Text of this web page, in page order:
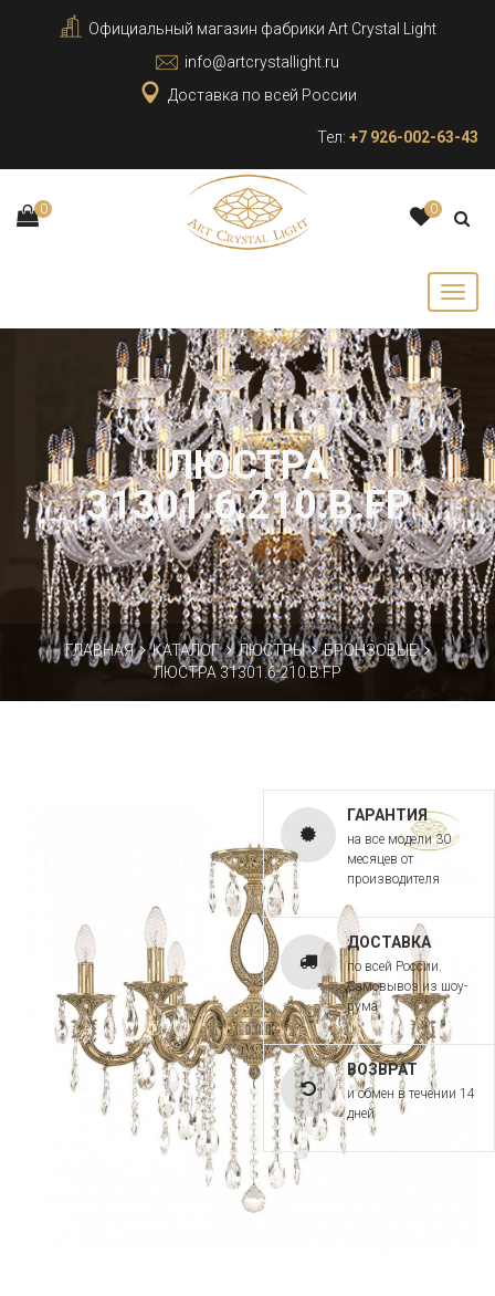
Официальный магазин фабрики Art Crystal Light
info@artcrystallight.ru
Доставка по всей России
Тел: +7 926-002-63-43
0 0
ЛЮСТРА
31301.6.210.B.FP
ГЛАВНАЯ КАТАЛОГ ЛЮСТРЫ
БРОНЗОВЫЕ
ЛЮСТРА 31301.6.210.B.FP
ГАРАНТИЯ
на все модели 30
месяцев от
производителя
ДОСТАВКА
по всей России.
Самовывоз из шоу-
рума
ВОЗВРАТ
и обмен в течении 14
дней